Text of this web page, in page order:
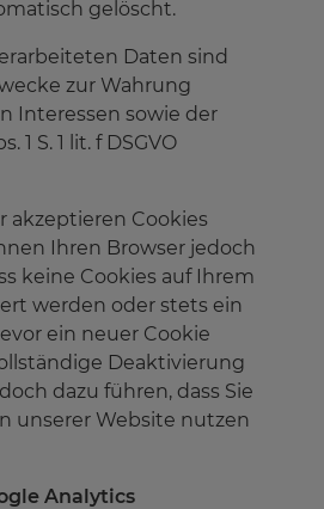
gelöscht.
Daten sind
zur Wahrung
Interessen sowie der
1 S. 1 lit. f DSGVO
akzeptieren Cookies
Ihren Browser jedoch
keine Cookies auf Ihrem
werden oder stets ein
ein neuer Cookie
Deaktivierung
dazu führen, dass Sie
unserer Website nutzen
Analytics